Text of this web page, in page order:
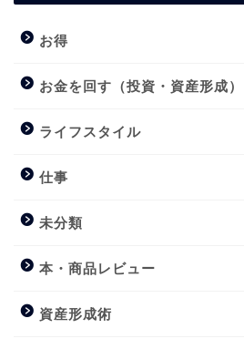
お得
お金を回す（投資・資産形成）
ライフスタイル
仕事
未分類
本・商品レビュー
資産形成術